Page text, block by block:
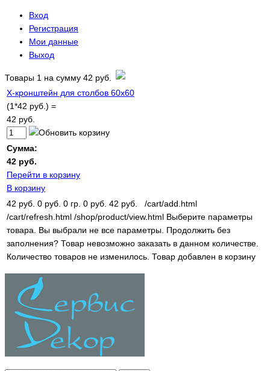
Вход
Регистрация
Мои данные
Выход
Товары 1 на сумму 42 руб.
Х-кронштейн для столбов 60х60
(1*42 руб.) =
42 руб.
Сумма:
42 руб.
Перейти в корзину
В корзину
42 руб. 0 руб. 0 гр. 0 руб. 42 руб.
/cart/add.html
/cart/refresh.html /shop/product/view.html Выберите параметры
товара.
Вы выбрали не все параметры. Продолжить без
заполнения? Товар невозможно заказать в данном количестве.
Количество товаров не изменилось. Товар добавлен в корзину